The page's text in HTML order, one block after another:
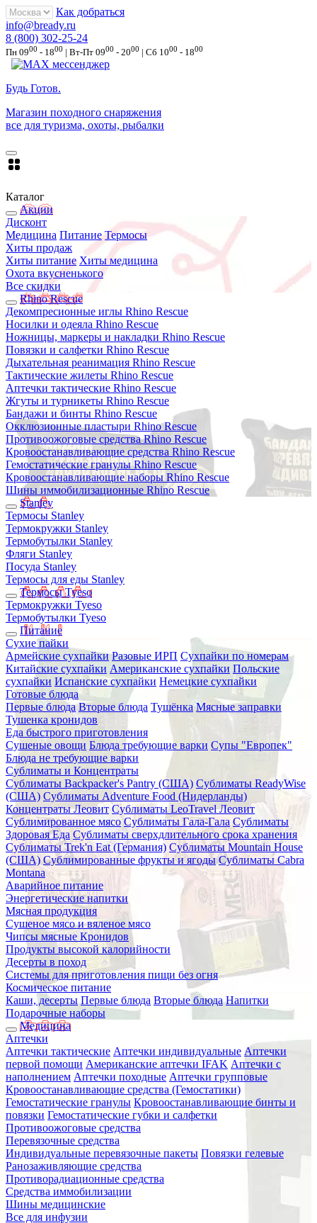
Как добраться
info@bready.ru
8 (800) 302-25-24
Пн 0900 - 1800 | Вт-Пт 0900 - 2000 | Сб 1000 - 1800
Будь Готов.
Магазин походного снаряжения
все для туризма, охоты, рыбалки
Каталог
Акции
Дисконт
Медицина Питание Термосы
Хиты продаж
Хиты питание Хиты медицина
Охота вкусненького
Все скидки
Rhino Rescue
Декомпресионные иглы Rhino Rescue
Носилки и одеяла Rhino Rescue
Ножницы, маркеры и накладки Rhino Rescue
Повязки и салфетки Rhino Rescue
Дыхательная реанимация Rhino Rescue
Тактические жилеты Rhino Rescue
Аптечки тактические Rhino Rescue
Жгуты и турникеты Rhino Rescue
Бандажи и бинты Rhino Rescue
Окклюзионные пластыри Rhino Rescue
Противоожоговые средства Rhino Rescue
Кровоостанавливающие средства Rhino Rescue
Гемостатические гранулы Rhino Rescue
Кровоостанавливающие наборы Rhino Rescue
Шины иммобилизационные Rhino Rescue
Stanley
Термосы Stanley
Термокружки Stanley
Термобутылки Stanley
Фляги Stanley
Посуда Stanley
Термосы для еды Stanley
Термосы Tyeso
Термокружки Tyeso
Термобутылки Tyeso
Питание
Сухие пайки
Армейские сухпайки Разовые ИРП Сухпайки по номерам
Китайские сухпайки Американские сухпайки Польские
сухпайки Испанские сухпайки Немецкие сухпайки
Готовые блюда
Первые блюда Вторые блюда Тушёнка Мясные заправки
Тушенка кронидов
Еда быстрого приготовления
Сушеные овощи Блюда требующие варки Супы "Европек"
Блюда не требующие варки
Сублиматы и Концентраты
Сублиматы Backpacker's Pantry (США) Сублиматы ReadyWise
(США) Сублиматы Adventure Food (Нидерланды)
Концентраты Леовит Сублиматы LeoTravel Леовит
Сублимированное мясо Сублиматы Гала-Гала Сублиматы
Здоровая Еда Сублиматы сверхдлительного срока хранения
Сублиматы Trek'n Eat (Германия) Сублиматы Mountain House
(США) Сублимированные фрукты и ягоды Сублиматы Cabra
Montana
Аварийное питание
Энергетические напитки
Мясная продукция
Сушеное мясо и вяленое мясо
Чипсы мясные Кронидов
Продукты высокой калорийности
Десерты в поход
Системы для приготовления пищи без огня
Космическое питание
Каши, десерты Первые блюда Вторые блюда Напитки
Подарочные наборы
Медицина
Аптечки
Аптечки тактические Аптечки индивидуальные Аптечки
первой помощи Американские аптечки IFAK Аптечки с
наполнением Аптечки походные Аптечки групповые
Кровоостанавливающие средства (Гемостатики)
Гемостатические гранулы Кровоостанавливающие бинты и
повязки Гемостатические губки и салфетки
Противоожоговые средства
Перевязочные средства
Индивидуальные перевязочные пакеты Повязки гелевые
Ранозаживляющие средства
Противорадиационные средства
Средства иммобилизации
Шины медицинские
Все для инфузии